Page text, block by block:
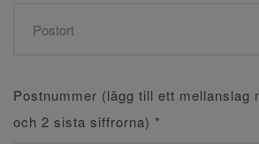
Postnummer (lägg till ett mellanslag
och 2 sista siffrorna) *